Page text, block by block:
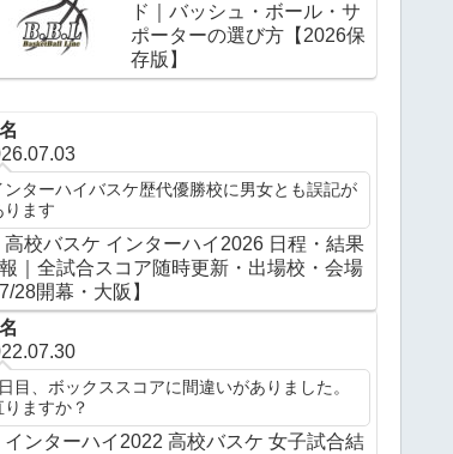
ド｜バッシュ・ボール・サ
ポーターの選び方【2026保
存版】
ンターハイバスケ歴代優勝校に男女とも誤記が
ります
高校バスケ インターハイ2026 日程・結果
｜全試合スコア随時更新・出場校・会場
7/28開幕・大阪】
目、ボックススコアに間違いがありました。
りますか？
インターハイ2022 高校バスケ 女子試合結